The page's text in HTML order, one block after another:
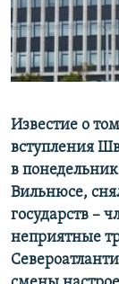
Известие о
вступления
в
Вильнюсе,
государств –
неприятные